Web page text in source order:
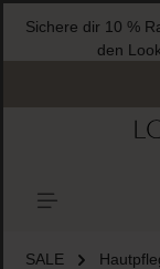
springen
Sichere dir 10 %
den
SALE